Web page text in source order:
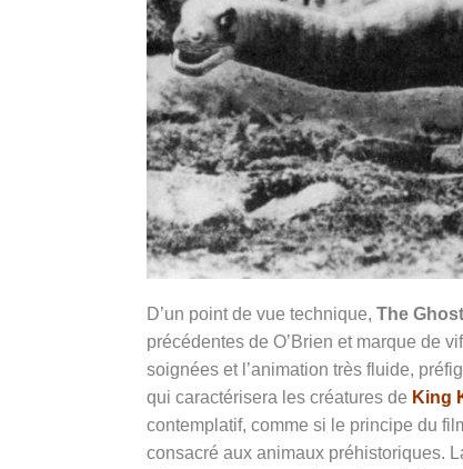
D’un point de vue technique, The
précédentes de O’Brien et marque de
soignées et l’animation très fluide,
qui caractérisera les créatures de King
contemplatif, comme si le principe du
consacré aux animaux préhistoriques.